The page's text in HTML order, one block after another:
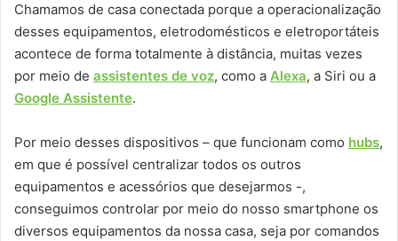
Chamamos de casa conectada porque a operacionalização
desses equipamentos, eletrodomésticos e eletroportáteis
acontece de forma totalmente à distância, muitas vezes
por meio de assistentes de voz, como a Alexa, a Siri ou a
Google Assistente.
Por meio desses dispositivos – que funcionam como hubs,
em que é possível centralizar todos os outros
equipamentos e acessórios que desejarmos -,
conseguimos controlar por meio do nosso smartphone os
diversos equipamentos da nossa casa, seja por comandos